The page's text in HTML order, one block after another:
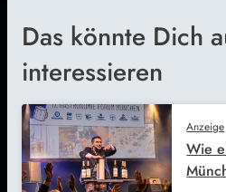
Das könnte Dich
interessieren
Anzeige
Wie